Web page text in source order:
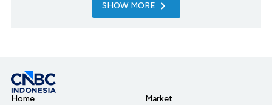
SHOW MORE
Home
Market